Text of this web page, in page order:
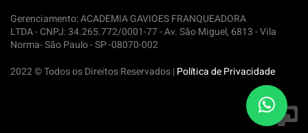
Gerenciamento: ACADEMIA GAVIOES FRANQUEADORA
LTDA -CNPJ: 34.265.772/0001-77 - Av. São Miguel, 6813 - Vila
Norma- São Paulo - SP -08070-002
2022 © Todos os Direitos Reservados |Política de Privacidade